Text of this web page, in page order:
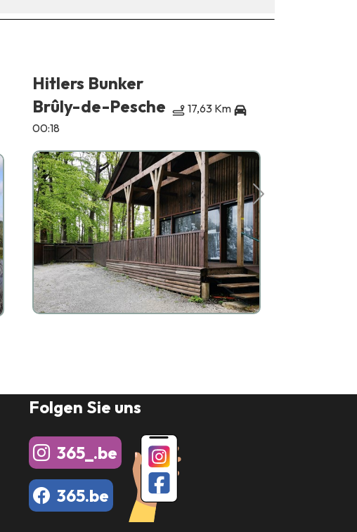
Hitlers Bunker
Brûly-de-Pesche
17,63 Km
00:18
Folgen Sie uns
365_.be
365.be